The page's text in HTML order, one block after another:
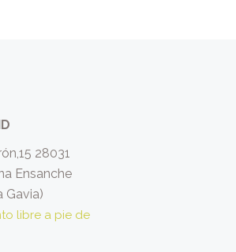
28031
Ensanche
Gavia)
libre a pie de